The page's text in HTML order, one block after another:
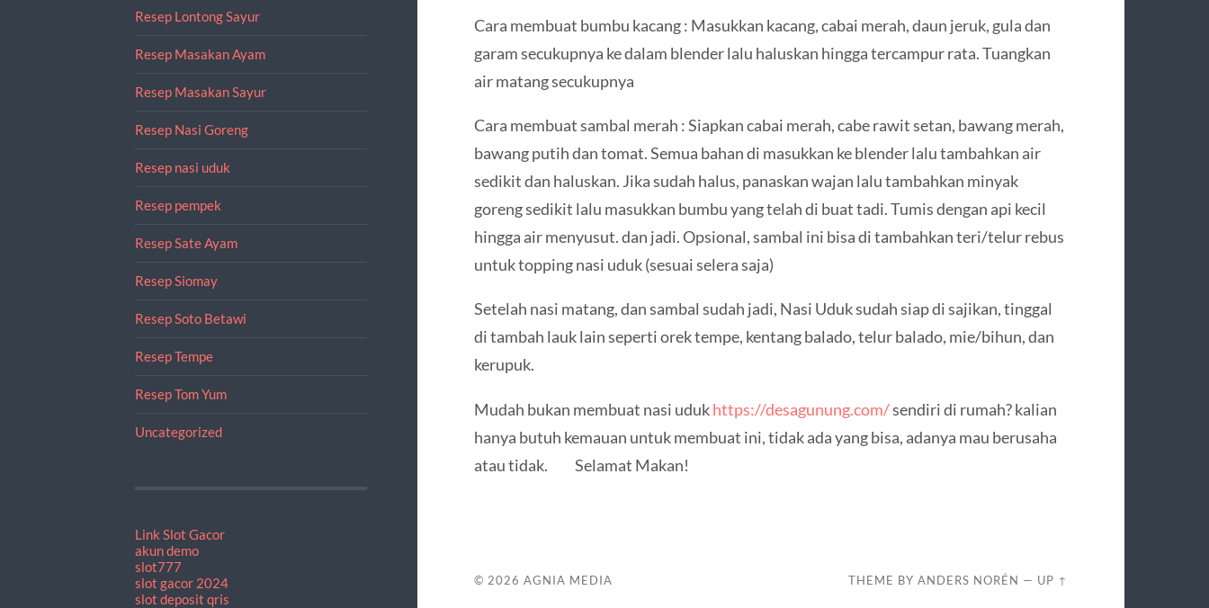
Resep Lontong Sayur
Resep Masakan Ayam
Resep Masakan Sayur
Resep Nasi Goreng
Resep nasi uduk
Resep pempek
Resep Sate Ayam
Resep Siomay
Resep Soto Betawi
Resep Tempe
Resep Tom Yum
Uncategorized
Link Slot Gacor
akun demo
slot777
slot gacor 2024
slot deposit qris
Cara membuat bumbu kacang : Masukkan kacang, cabai merah, daun jeruk, gula dan
garam secukupnya ke dalam blender lalu haluskan hingga tercampur rata. Tuangkan
air matang secukupnya
Cara membuat sambal merah : Siapkan cabai merah, cabe rawit setan, bawang merah,
bawang putih dan tomat. Semua bahan di masukkan ke blender lalu tambahkan air
sedikit dan haluskan. Jika sudah halus, panaskan wajan lalu tambahkan minyak
goreng sedikit lalu masukkan bumbu yang telah di buat tadi. Tumis dengan api kecil
hingga air menyusut. dan jadi. Opsional, sambal ini bisa di tambahkan teri/telur rebus
untuk topping nasi uduk (sesuai selera saja)
Setelah nasi matang, dan sambal sudah jadi, Nasi Uduk sudah siap di sajikan, tinggal
di tambah lauk lain seperti orek tempe, kentang balado, telur balado, mie/bihun, dan
kerupuk.
Mudah bukan membuat nasi udukhttps://desagunung.com/sendiri di rumah? kalian
hanya butuh kemauan untuk membuat ini, tidak ada yang bisa, adanya mau berusaha
atau tidak. Selamat Makan!
© 2026 AGNIA MEDIA THEME BYANDERS NORÉN — UP ↑